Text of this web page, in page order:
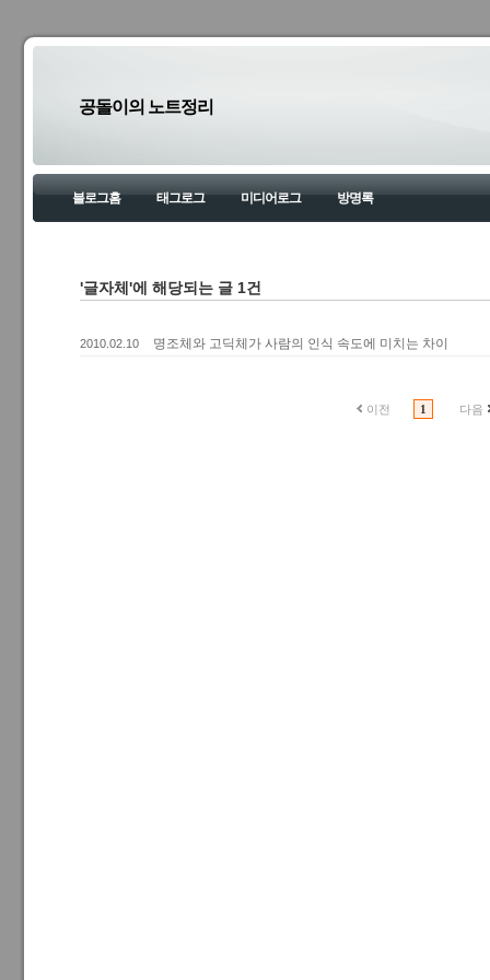
공돌이의 노트정리
블로그홈 태그로그 미디어로그 방명록
'글자체'에 해당되는 글 1건
2010.02.10 명조체와 고딕체가 사람의 인식 속도에 미치는 차이
이전 1 다음